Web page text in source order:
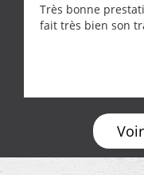
Très bonne
fait très bien son